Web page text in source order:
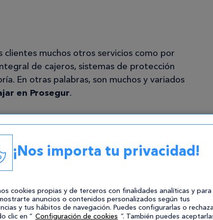
muchos otros servicios como por
de cajeros, sistemas de protección
En otras palabras, son muchos y variados
en Prosegur.
en Prosegur en España, pero este
base a su estructura empresarial , estos
que puedes optar:
¡Nos importa tu privacidad!
cookies propias y de terceros con finalidades analíticas y para
anuncios o contenidos personalizados según tus
y tus hábitos de navegación. Puedes configurarlas o
clic en “ Configuración de cookies ”. También puedes